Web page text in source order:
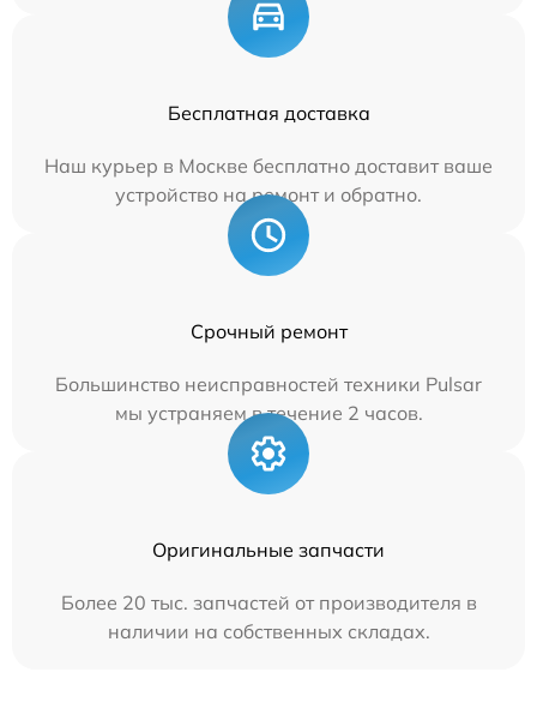
Бесплатная доставка
Наш курьер в Москве бесплатно доставит ваше
устройство на ремонт и обратно.
Срочный ремонт
Большинство неисправностей техники Pulsar
мы устраняем в течение 2 часов.
Оригинальные запчасти
Более 20 тыс. запчастей от производителя в
наличии на собственных складах.